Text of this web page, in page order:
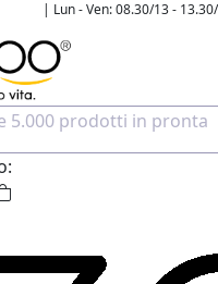
| Lun - Ven: 08.30/13 -
5.000 prodotti in pronta